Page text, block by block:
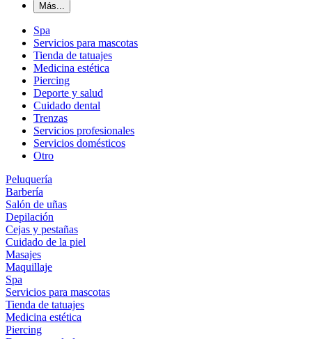
Más...
Spa
Servicios para mascotas
Tienda de tatuajes
Medicina estética
Piercing
Deporte y salud
Cuidado dental
Trenzas
Servicios profesionales
Servicios domésticos
Otro
Peluquería
Barbería
Salón de uñas
Depilación
Cejas y pestañas
Cuidado de la piel
Masajes
Maquillaje
Spa
Servicios para mascotas
Tienda de tatuajes
Medicina estética
Piercing